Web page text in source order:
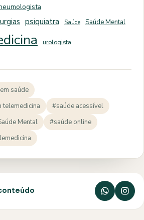
psiquiatra Saúde Saúde Mental
urologista
saúde
telemedicina
#saúde acessível
Mental
#saúde online